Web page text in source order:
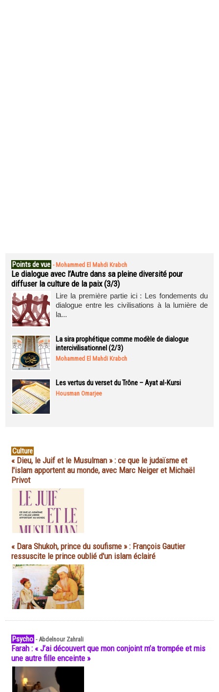
Points de vue - Mohammed El Mahdi Krabch
Le dialogue avec l’Autre dans sa pleine diversité pour
diffuser la culture de la paix (3/3)
Lire la première partie ici : Les fondements du
dialogue entre les civilisations à la lumière de
la...
La sira prophétique comme modèle de dialogue
intercivilisationnel (2/3)
Mohammed El Mahdi Krabch
Les vertus du verset du Trône – Ayat al-Kursi
Housman Omarjee
Culture
« Dieu, le Juif et le Musulman » : ce que le judaïsme et
l'islam apportent au monde, avec Marc Neiger et Michaël
Privot
« Dara Shukoh, prince du soufisme » : François Gautier
ressuscite le prince oublié d'un islam éclairé
Psycho -Abdelnour Zahrali
Farah : « J’ai découvert que mon conjoint m’a trompée et mis
une autre fille enceinte »